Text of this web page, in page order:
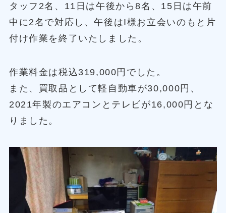
タッフ2名、11日は午後から8名、15日は午前
中に2名で対応し、午後はI様お立会いのもと片
付け作業を終了いたしました。
作業料金は税込319,000円でした。
また、買取品として軽自動車が30,000円、
2021年製のエアコンとテレビが16,000円とな
りました。